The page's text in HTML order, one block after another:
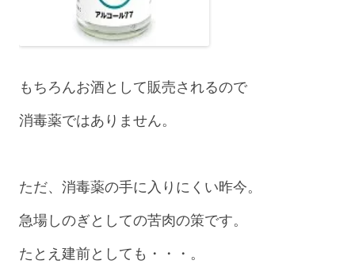
もちろんお酒として販売されるので
消毒薬ではありません。
ただ、消毒薬の手に入りにくい昨今。
急場しのぎとしての苦肉の策です。
たとえ建前としても・・・。